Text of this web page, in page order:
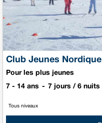
Club Jeunes Nordique
Pour les plus jeunes
7 - 14 ans 7 jours / 6 nuits
Tous niveaux